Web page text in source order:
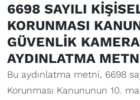
6698 SAYILI
KORUNMASI
GÜVENLİK
AYDINLATMA
Bu aydınlatma metni, 6698
Korunması Kanununun 10.